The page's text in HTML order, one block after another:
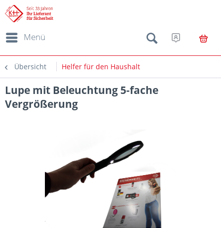
Menü
Übersicht Helfer für den Haushalt
Lupe mit Beleuchtung 5-fache
Vergrößerung